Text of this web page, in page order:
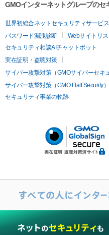
GMOインターネットグループのセ
世界初総合ネットセキュリティサービ
パスワード漏洩診断
Webサイトリ
セキュリティ相談AIチャットボット
実在証明・盗聴対策
サイバー攻撃対策（GMOサイバーセキ
サイバー攻撃対策（GMO Flatt Security）
セキュリティ事業の軌跡